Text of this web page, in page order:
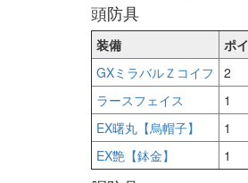
頭防具
装備 ポ
GXミラバルＺコイフ 2
ラースフェイス
1
EX曙丸【烏帽子】
1
EX艶【鉢金】
1